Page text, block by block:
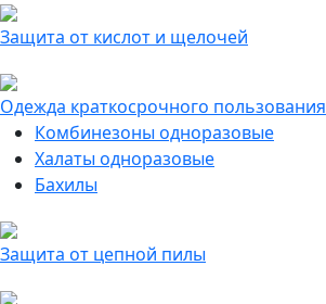
Защита от кислот и щелочей
Одежда краткосрочного пользования
Комбинезоны одноразовые
Халаты одноразовые
Бахилы
Защита от цепной пилы